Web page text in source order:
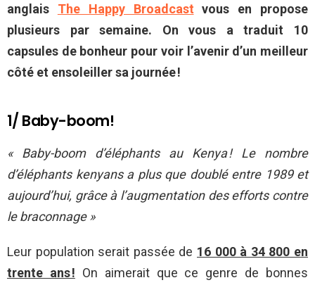
anglais The Happy Broadcast vous en propose
plusieurs par semaine. On vous a traduit 10
capsules de bonheur pour voir l’avenir d’un meilleur
côté et ensoleiller sa journée !
1/ Baby-boom!
« Baby-boom d’éléphants au Kenya ! Le nombre
d’éléphants kenyans a plus que doublé entre 1989 et
aujourd’hui, grâce à l’augmentation des efforts contre
le braconnage »
Leur population serait passée de 16 000 à 34 800 en
trente ans ! On aimerait que ce genre de bonnes